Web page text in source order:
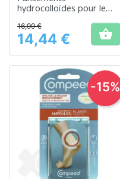
hydrocolloïdes pour le
des ampoules
Prix
16,99 €
14,44 € 
-15%